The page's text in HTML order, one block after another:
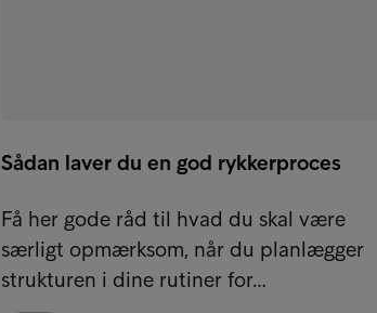
Sådan laver du en god rykkerproces
Få her gode råd til hvad du skal være
særligt opmærksom, når du planlægger
strukturen i dine rutiner for…